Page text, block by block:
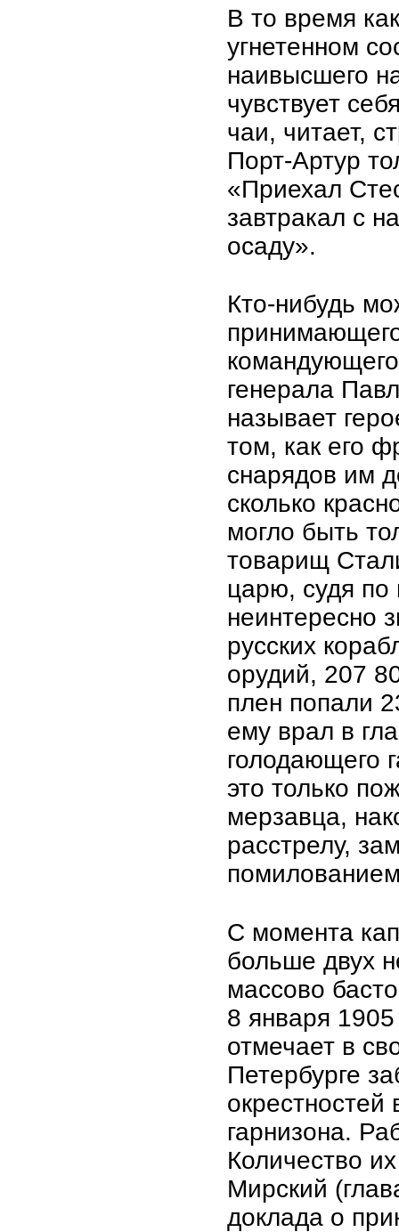
В то время
угнетенном
наивысшего
чувствует
чаи, читает,
Порт-Артур
«Приехал
завтракал с
осаду».
Кто-нибудь
генерала
называет
том, как его
снарядов им
сколько
могло быть
товарищ
царю, судя
неинтересно
русских
орудий, 207
плен попали
ему врал в
голодающего
это только
мерзавца,
расстрелу,
С момента
больше двух
массово
8 января
отмечает в
Петербурге
гарнизона.
Количество
Мирский
доклада о